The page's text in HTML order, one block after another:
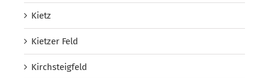
Kietz
Kietzer Feld
Kirchsteigfeld